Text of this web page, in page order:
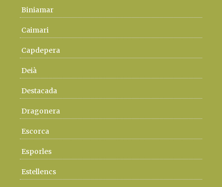
Biniamar
Caimari
Capdepera
Deià
Destacada
Dragonera
Escorca
Esporles
Estellencs